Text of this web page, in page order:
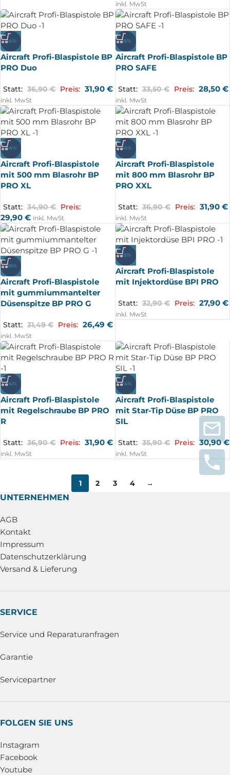
inkl. MwSt
-14%
Aircraft Profi-Blaspistole BP
PRO Duo
Statt: 36,90€ Preis: 31,90 €
inkl. MwSt
-15%
Aircraft Profi-Blaspistole BP
PRO SAFE
Statt: 33,50€ Preis: 28,50 €
inkl. MwSt
-14%
Aircraft Profi-Blaspistole
mit 500 mm Blasrohr BP
PRO XL
Statt: 34,90€ Preis:
29,90 € inkl. MwSt
-14%
Aircraft Profi-Blaspistole
mit 800 mm Blasrohr BP
PRO XXL
Statt: 36,90€ Preis: 31,90 €
inkl. MwSt
-16%
Aircraft Profi-Blaspistole
mit gummiummantelter
Düsenspitze BP PRO G
Statt: 31,49€ Preis: 26,49 €
inkl. MwSt
-15%
Aircraft Profi-Blaspistole
mit Injektordüse BPI PRO
Statt: 32,90€ Preis: 27,90 €
inkl. MwSt
-14%
Aircraft Profi-Blaspistole
mit Regelschraube BP PRO
R
Statt: 36,90€ Preis: 31,90 €
inkl. MwSt
-14%
Aircraft Profi-Blaspistole
mit Star-Tip Düse BP PRO
SIL
Statt: 35,90€ Preis: 30,90€
inkl. MwSt
1 2 3 4 →
UNTERNEHMEN
AGB
Kontakt
Impressum
Datenschutzerklärung
Versand & Lieferung
SERVICE
Service und Reparaturanfragen
Garantie
Servicepartner
FOLGEN SIE UNS
Instagram
Facebook
Youtube